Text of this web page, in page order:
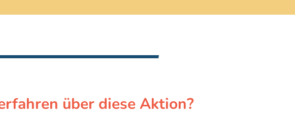
über diese Aktion?